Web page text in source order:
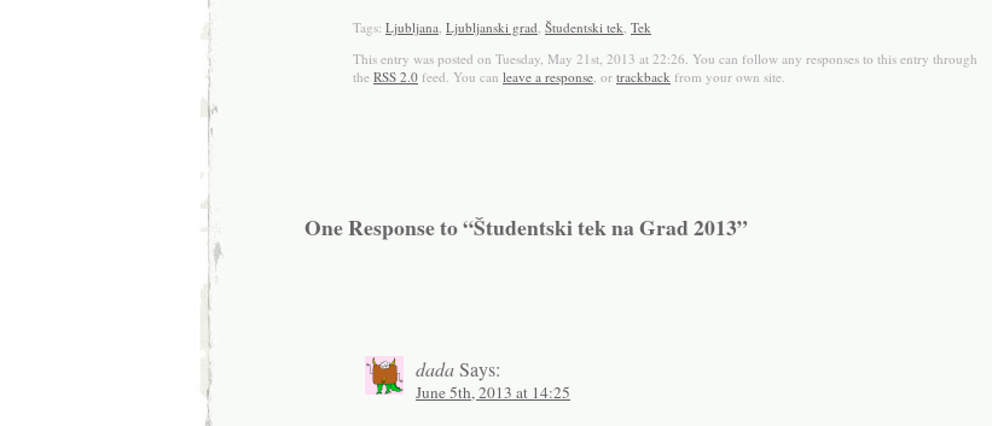
Tags: Ljubljana, Ljubljanski grad, Študentski tek, Tek
This entry was posted on Tuesday, May 21st, 2013 at 22:26. You can follow any responses to this entry through
the RSS 2.0 feed. You can leave a response, or trackback from your own site.
One Response to “Študentski tek na Grad 2013”
dadaSays:
June 5th, 2013 at 14:25